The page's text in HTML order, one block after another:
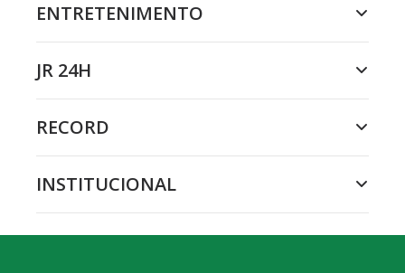
ENTRETENIMENTO
JR 24H
RECORD
INSTITUCIONAL